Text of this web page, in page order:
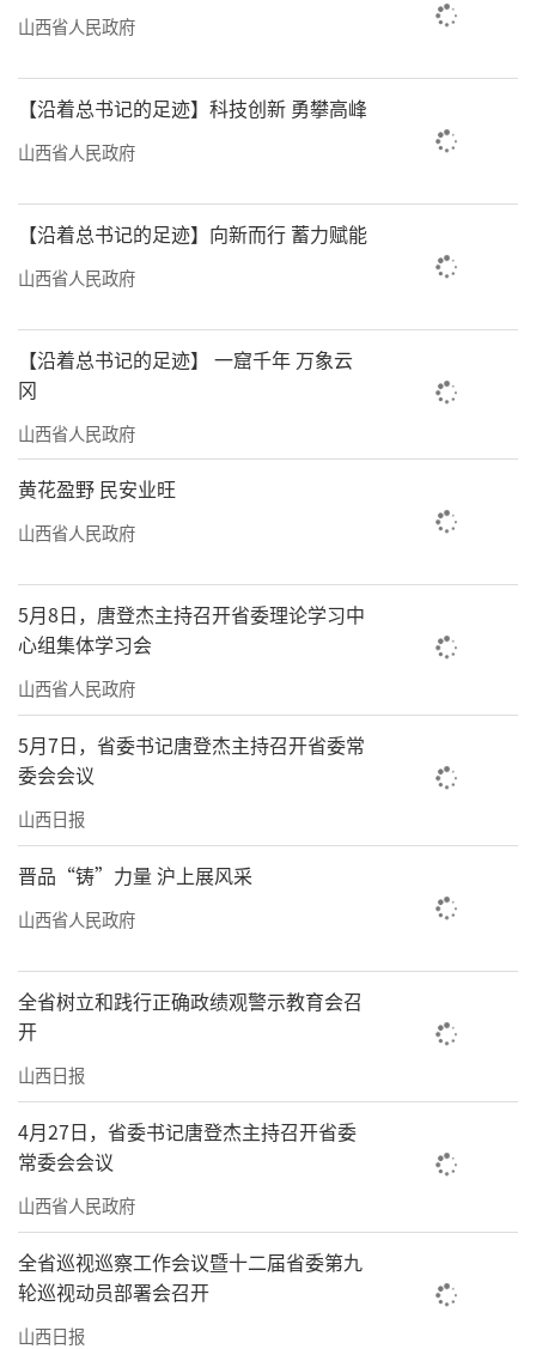
山西省人民政府
【沿着总书记的足迹】科技创新 勇攀高峰
山西省人民政府
【沿着总书记的足迹】向新而行 蓄力赋能
山西省人民政府
【沿着总书记的足迹】 一窟千年 万象云
冈
山西省人民政府
黄花盈野 民安业旺
山西省人民政府
5月8日，唐登杰主持召开省委理论学习中
心组集体学习会
山西省人民政府
5月7日，省委书记唐登杰主持召开省委常
委会会议
山西日报
晋品“铸”力量 沪上展风采
山西省人民政府
全省树立和践行正确政绩观警示教育会召
开
山西日报
4月27日，省委书记唐登杰主持召开省委
常委会会议
山西省人民政府
全省巡视巡察工作会议暨十二届省委第九
轮巡视动员部署会召开
山西日报